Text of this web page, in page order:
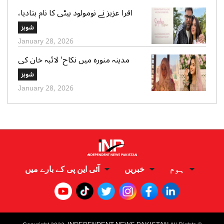
اقرا عزیز نے نومولود بیٹی کا نام بتادیا،
مداحوں کی مبارکباد
شوبز
January 28, 2026
مدینہ منورہ میں نکاح‘ لائبہ خان کی
دعائے خیر کی تصاویر بھی وائرل
شوبز
January 28, 2026
ہوم خبریں آئی این پی کے بارے میں